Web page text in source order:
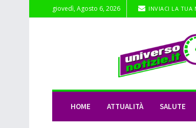
giovedì, Agosto 6, 2026 INVIACI LA TUA
HOME ATTUALITÀ SALUTE